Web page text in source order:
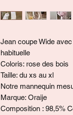
Jean coupe Wide
habituelle
Coloris: rose des bois
Taille: du xs au xl
Notre mannequin
Marque: Oraije
Composition : 98,5%